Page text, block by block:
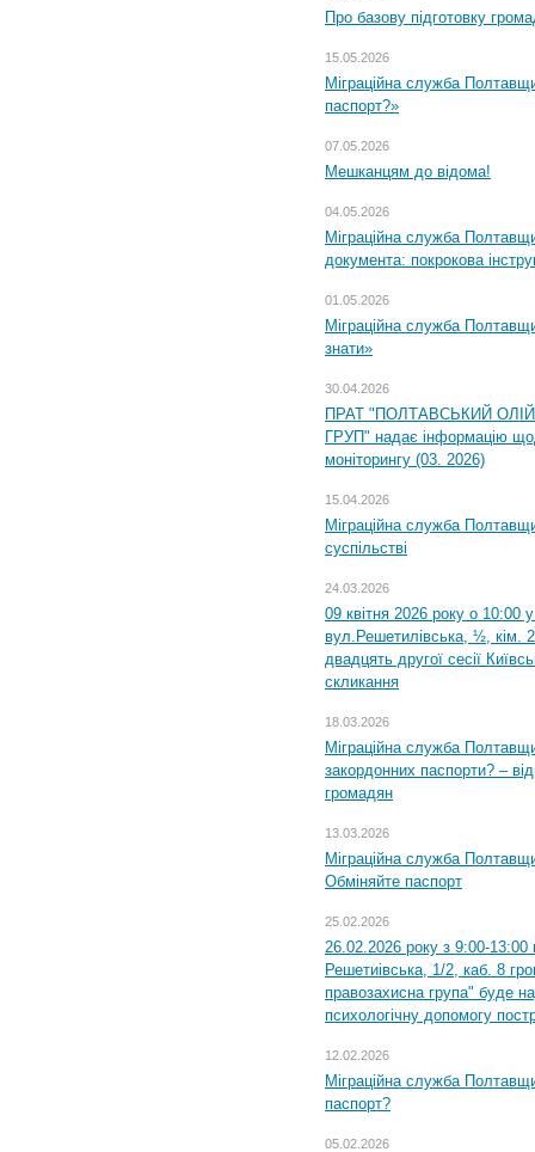
Про базову підготовку
15.05.2026
Міграційна служба
паспорт?»
07.05.2026
Мешканцям до відома!
04.05.2026
Міграційна служба
документа: покрокова
01.05.2026
Міграційна служба
знати»
30.04.2026
ПРАТ "ПОЛТАВСЬКИЙ
ГРУП" надає інформацію
моніторингу (03. 2026)
15.04.2026
Міграційна служба
суспільстві
24.03.2026
09 квітня 2026 року о 10:00
вул.Решетилівська, ½, кім.
двадцять другої сесії
скликання
18.03.2026
Міграційна служба
закордонних паспорти? –
громадян
13.03.2026
Міграційна служба
Обміняйте паспорт
25.02.2026
26.02.2026 року з 9:00-
Решетиівська, 1/2, каб. 8
правозахисна група" буде
психологічну допомогу
12.02.2026
Міграційна служба
паспорт?
05.02.2026